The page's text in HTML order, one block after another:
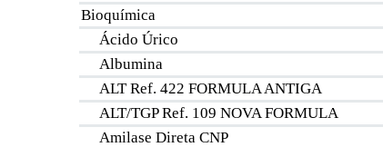
Bioquímica
Ácido Úrico
Albumina
ALT Ref. 422 FORMULA ANTIGA
ALT/TGP Ref. 109 NOVA FORMULA
Amilase Direta CNP